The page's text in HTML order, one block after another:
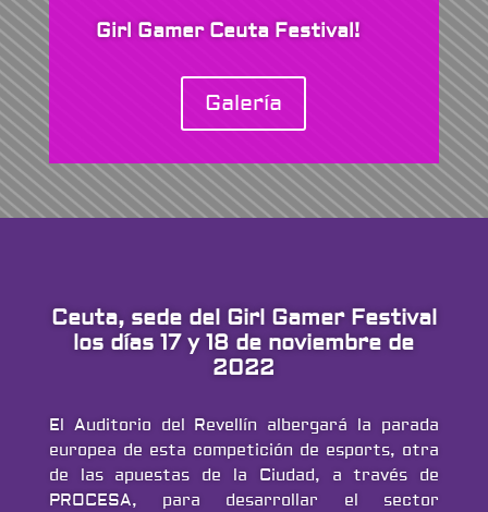
Girl Gamer Ceuta Festival!
Galería
Ceuta, sede del Girl Gamer Festival
los días 17 y 18 de noviembre de
2022
El Auditorio del Revellín albergará la parada
europea de esta competición de esports, otra
de las apuestas de la Ciudad, a través de
PROCESA, para desarrollar el sector